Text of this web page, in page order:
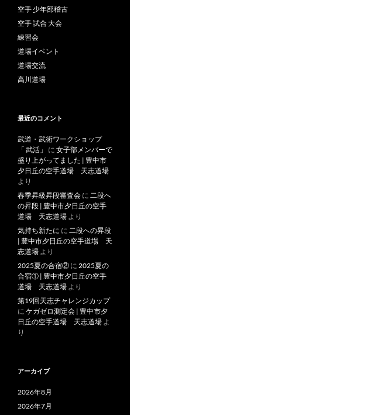
空手 少年部稽古
空手 試合 大会
練習会
道場イベント
道場交流
高川道場
最近のコメント
武道・武術ワークショップ
「 武活」
に 女子部メンバーで
盛り上がってました | 豊中市
夕日丘の空手道場 天志道場
より
春季昇級昇段審査会 に 二段へ
の昇段 | 豊中市夕日丘の空手
道場 天志道場 より
気持ち新たに に 二段への昇段
| 豊中市夕日丘の空手道場 天
志道場 より
2025夏の合宿② に 2025夏の
合宿① | 豊中市夕日丘の空手
道場 天志道場 より
第19回天志チャレンジカップ
に ケガゼロ測定会 | 豊中市夕
日丘の空手道場 天志道場 よ
り
アーカイブ
2026年8月
2026年7月